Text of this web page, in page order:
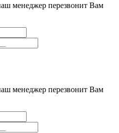
менеджер перезвонит Вам
менеджер перезвонит Вам